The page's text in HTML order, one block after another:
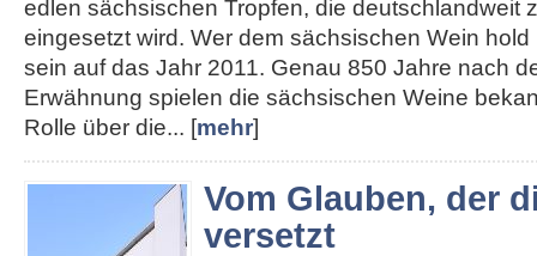
edlen sächsischen Tropfen, die deutschlandweit
eingesetzt wird. Wer dem sächsischen Wein
sein auf das Jahr 2011. Genau 850 Jahre nach
Erwähnung spielen die sächsischen Weine
Rolle über die... [mehr]
Vom Glauben, der
versetzt